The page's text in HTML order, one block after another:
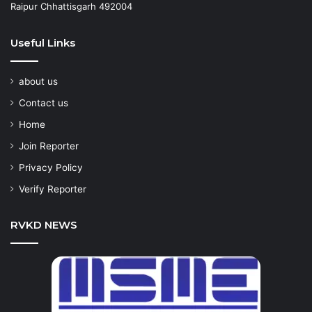
Raipur Chhattisgarh 492004
Useful Links
about us
Contact us
Home
Join Reporter
Privacy Policy
Verify Reporter
RVKD NEWS